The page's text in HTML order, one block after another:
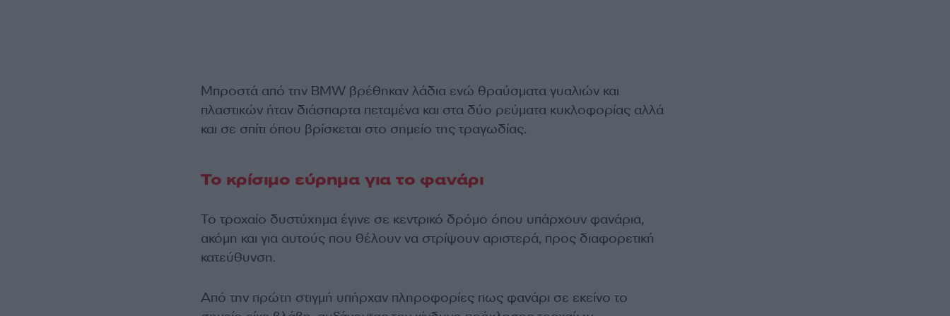
Μπροστά από την BMW βρέθηκαν λάδια ενώ θραύσματα γυαλιών και
πλαστικών ήταν διάσπαρτα πεταμένα και στα δύο ρεύματα κυκλοφορίας αλλά
και σε σπίτι όπου βρίσκεται στο σημείο της τραγωδίας.
Το κρίσιμο εύρημα για το φανάρι
Το τροχαίο δυστύχημα έγινε σε κεντρικό δρόμο όπου υπάρχουν φανάρια,
ακόμη και για αυτούς που θέλουν να στρίψουν αριστερά, προς διαφορετική
κατεύθυνση.
Από την πρώτη στιγμή υπήρχαν πληροφορίες πως φανάρι σε εκείνο το